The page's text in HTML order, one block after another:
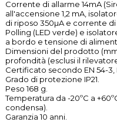
Corrente di allarme 14mA
all'accensione 1,2 mA,
di riposo 350µA e corrente di
Polling (LED verde) e
a bordo e tensione di
Dimensioni del prodotto
profondità (esclusi il
Certificato secondo EN 54-3,
Grado di protezione IP21.
Peso 168 g.
Temperatura da -20ºC a
condensa).
Garanzia 10 anni.